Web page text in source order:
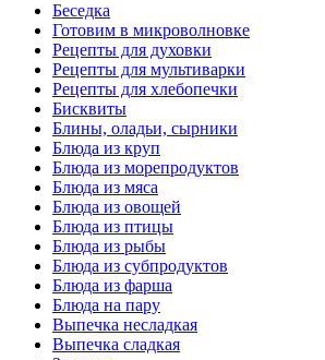
Беседка
Готовим в микроволновке
Рецепты для духовки
Рецепты для мультиварки
Рецепты для хлебопечки
Бисквиты
Блины, оладьи, сырники
Блюда из круп
Блюда из морепродуктов
Блюда из мяса
Блюда из овощей
Блюда из птицы
Блюда из рыбы
Блюда из субпродуктов
Блюда из фарша
Блюда на пару
Выпечка несладкая
Выпечка сладкая